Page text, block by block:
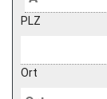
PLZ
Ort